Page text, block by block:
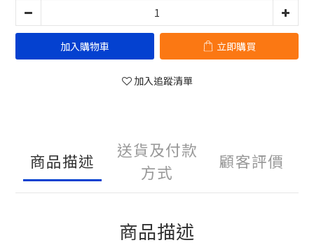
加入購物車 立即購買
加入追蹤清單
商品描述
送貨及付款
方式
顧客評價
商品描述